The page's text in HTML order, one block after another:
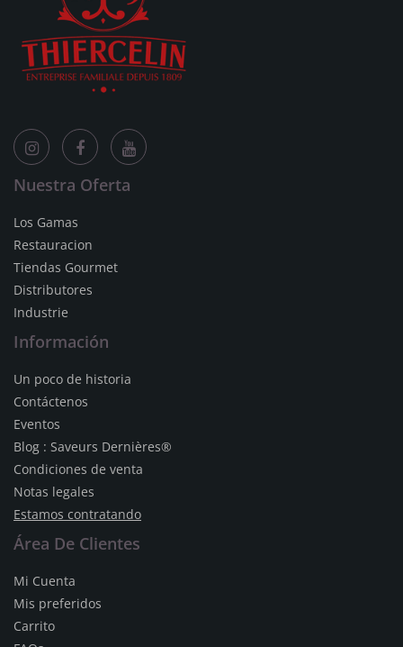
Nuestra Oferta
Los Gamas
Restauracion
Tiendas Gourmet
Distributores
Industrie
Información
Un poco de historia
Contáctenos
Eventos
Blog : Saveurs Dernières®
Condiciones de venta
Notas legales
Estamos contratando
Área De Clientes
Mi Cuenta
Mis preferidos
Carrito